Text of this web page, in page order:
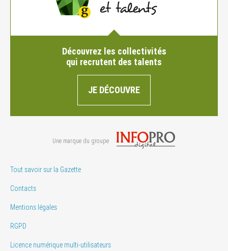
Découvrez les collectivités
qui recrutent des talents
JE DÉCOUVRE
Une marque du groupe
Tout savoir sur la Gazette
Contacts
Mentions légales
RGPD
Licence numérique multi-utilisateurs